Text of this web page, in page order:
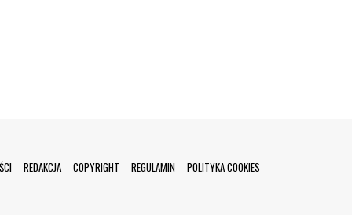
REDAKCJA COPYRIGHT REGULAMIN POLITYKA COOKIES